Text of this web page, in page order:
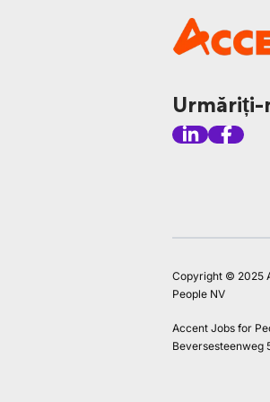
Urmăriți-
Copyright © 2025
People NV
Accent Jobs for
Beversesteenweg